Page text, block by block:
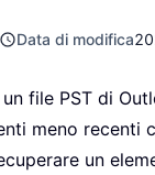
Data di modifica
file PST di
meno recenti
un